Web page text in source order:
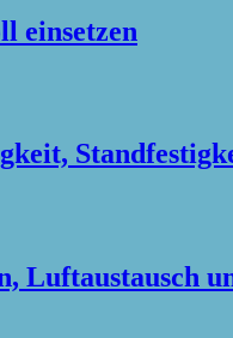
einsetzen
Luftaustausch